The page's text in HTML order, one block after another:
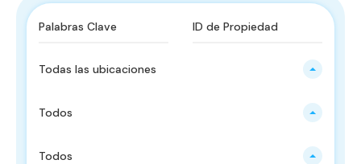
Todas las ubicaciones
Todos
Todos